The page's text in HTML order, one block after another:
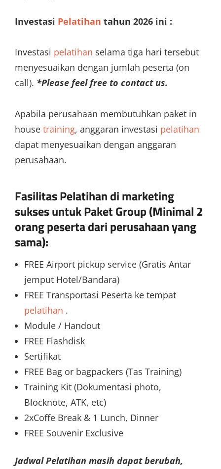
Investasi Pelatihan tahun 2026 ini :
Investasi pelatihan selama tiga hari tersebut
menyesuaikan dengan jumlah peserta (on
call). *Please feel free to contact us.
Apabila perusahaan membutuhkan paket in
house training, anggaran investasi pelatihan
dapat menyesuaikan dengan anggaran
perusahaan.
Fasilitas Pelatihan dimarketing
suksesuntuk Paket Group (Minimal 2
orang peserta dari perusahaan yang
sama):
FREE Airport pickup service (Gratis Antar
jemput Hotel/Bandara)
FREE Transportasi Peserta ke tempat
pelatihan .
Module / Handout
FREE Flashdisk
Sertifikat
FREE Bag or bagpackers (Tas Training)
Training Kit (Dokumentasi photo,
Blocknote, ATK, etc)
2xCoffe Break & 1 Lunch, Dinner
FREE Souvenir Exclusive
Jadwal Pelatihan masih dapat berubah,